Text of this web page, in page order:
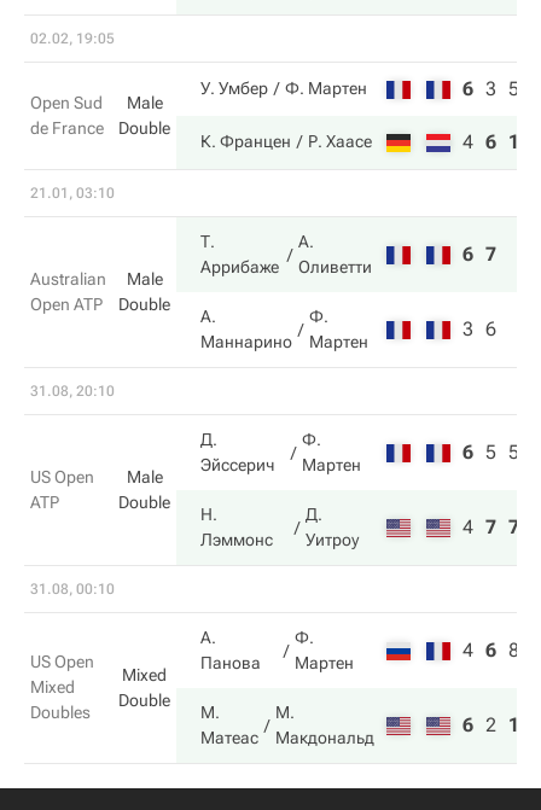
02.02, 19:05
Open Sud
de France
Male
Double
У. Умбер Ф. Мартен 6 3 5
К. Францен Р. Хаасе 4 6 10
21.01, 03:10
Australian
Open ATP
Male
Double
Т.
Аррибаже
А.
Оливетти
6 7
А.
Маннарино
Ф.
Мартен
3 6
31.08, 20:10
US Open
ATP
Male
Double
Д.
Эйссерич
Ф.
Мартен
6 5 5
Н.
Лэммонс
Д.
Уитроу
4 7 7
31.08, 00:10
US Open
Mixed
Doubles
Mixed
Double
А.
Панова
Ф.
Мартен
4 6 8
М.
Матеас
М.
Макдональд
6 2 10